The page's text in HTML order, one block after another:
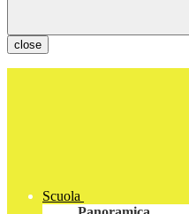
close
Scuola